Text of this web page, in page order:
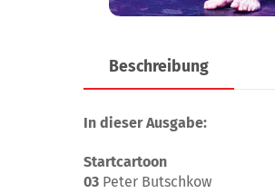
Beschreibung
In dieser Ausgabe:
Startcartoon
03 Peter Butschkow